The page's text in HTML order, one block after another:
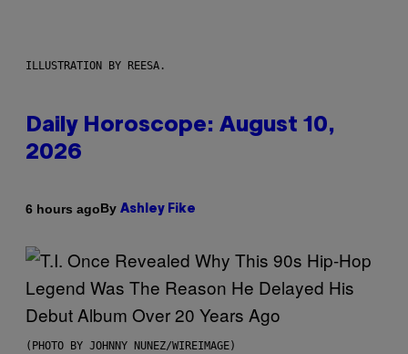
ILLUSTRATION BY REESA.
Daily Horoscope: August 10,
2026
6 hours agoBy Ashley Fike
(PHOTO BY JOHNNY NUNEZ/WIREIMAGE)